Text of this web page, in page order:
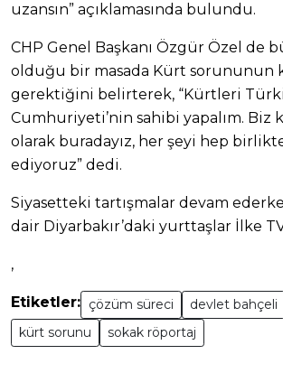
uzansın” açıklamasında bulundu.
CHP Genel Başkanı Özgür Özel de
olduğu bir masada Kürt sorununun
gerektiğini belirterek, “Kürtleri
Cumhuriyeti’nin sahibi yapalım. Biz
olarak buradayız, her şeyi hep
ediyoruz” dedi.
Siyasetteki tartışmalar devam
dair Diyarbakır’daki yurttaşlar İlke
,
Etiketler: çözüm süreci devlet bahçeli
kürt sorunu
sokak röportaj